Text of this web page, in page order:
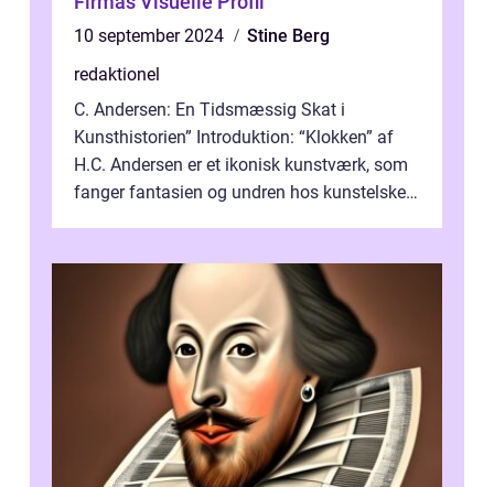
10 september 2024
Stine Berg
redaktionel
C. Andersen: En Tidsmæssig Skat i
Kunsthistorien” Introduktion: “Klokken” af
H.C. Andersen er et ikonisk kunstværk, som
fanger fantasien og undren hos kunstelskere